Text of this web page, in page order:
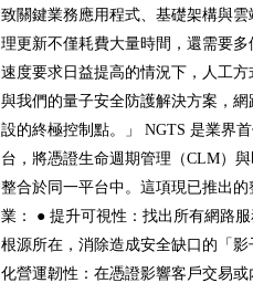
致關鍵業務應用程式、基礎架構與
理更新不僅耗費大量時間，還需要
速度要求日益提高的情況下，人工
與我們的量子安全防護解決方案，
設的終極控制點。」 NGTS 是業界
台，將憑證生命週期管理（CLM）
整合於同一平台中。這項現已推出
業： ● 提升可視性：找出所有網路
根源所在，消除造成安全缺口的「
化營運韌性：在憑證影響客戶交易